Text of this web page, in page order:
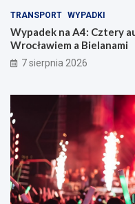
TRANSPORT WYPADKI
Wypadek na A4: Cztery
Wrocławiem a Bielanami
7 sierpnia 2026